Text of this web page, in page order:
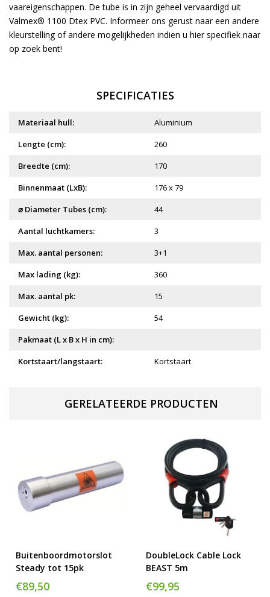
vaareigenschappen. De tube is in zijn geheel vervaardigd uit
Valmex® 1100 Dtex PVC. Informeer ons gerust naar een andere
kleurstelling of andere mogelijkheden indien u hier specifiek naar
op zoek bent!
SPECIFICATIES
Materiaal hull:
Aluminium
Lengte (cm):
260
Breedte (cm):
170
Binnenmaat (LxB):
176 x 79
⌀ Diameter Tubes (cm):
44
Aantal luchtkamers:
3
Max. aantal personen:
3+1
Max lading (kg):
360
Max. aantal pk:
15
Gewicht (kg):
54
Pakmaat (L x B x H in cm):
Kortstaart/langstaart:
Kortstaart
GERELATEERDE PRODUCTEN
Buitenboordmotorslot
Steady tot 15pk
€89,50
DoubleLock Cable Lock
BEAST 5m
€99,95